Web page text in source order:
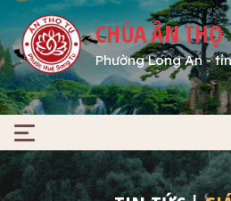
CHÙA ÂN THỌ
Phường Long An -